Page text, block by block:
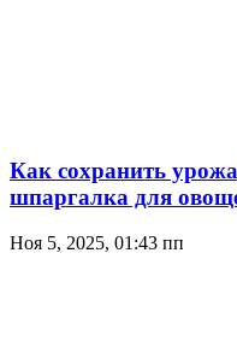
Как сохранить
шпаргалка для
Ноя 5, 2025, 01:43 пп